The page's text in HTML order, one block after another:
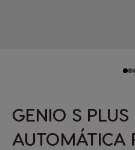
GENIO S
AUTOMÁTICA